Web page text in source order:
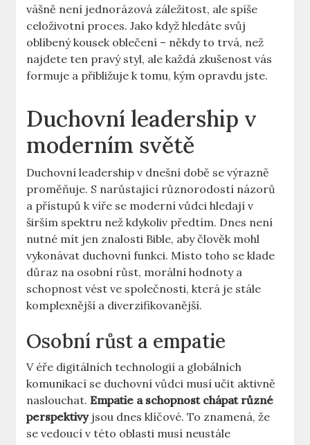
vášně není jednorázová záležitost, ale spíše
celoživotní proces. Jako když hledáte svůj
oblíbený kousek oblečení – někdy to trvá, než
najdete ten pravý styl, ale každá zkušenost vás
formuje a přibližuje k tomu, kým opravdu jste.
Duchovní leadership v
moderním světě
Duchovní leadership v dnešní době se výrazně
proměňuje. S narůstající různorodostí názorů
a přístupů k víře se moderní vůdci hledají v
širším spektru než kdykoliv předtím. Dnes není
nutné mít jen znalosti Bible, aby člověk mohl
vykonávat duchovní funkci. Místo toho se klade
důraz na osobní růst, morální hodnoty a
schopnost vést ve společnosti, která je stále
komplexnější a diverzifikovanější.
Osobní růst a empatie
V éře digitálních technologií a globálních
komunikací se duchovní vůdci musí učit aktivně
naslouchat.Empatie a schopnost chápat různé
perspektivyjsou dnes klíčové. To znamená, že
se vedoucí v této oblasti musí neustále